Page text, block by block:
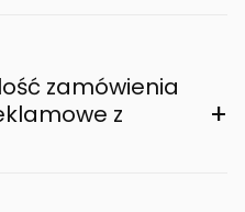
zamówienia
z
+